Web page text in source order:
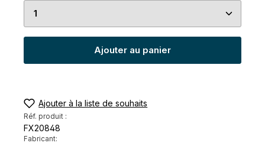
Quantité de produit : Entrez la quantité
Ajouter au panier
Ajouter à la liste de souhaits
Réf. produit :
FX20848
Fabricant: